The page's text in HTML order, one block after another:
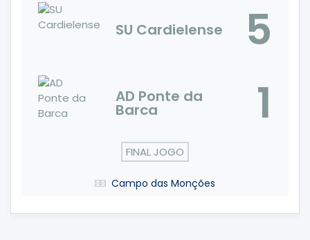
SU Cardielense 5
AD Ponte da
Barca 1
FINAL JOGO
Campo das Monções